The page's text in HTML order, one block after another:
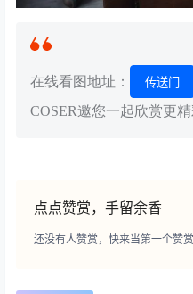
在线看图地址： 传送门
COSER邀您一起欣赏更
点点赞赏，手留余香
还没有人赞赏，快来当第一个赞赏